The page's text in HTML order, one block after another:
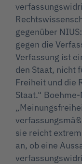
gegenüber
gegen die
Verfassung ist
den Staat, nicht
Freiheit und die
Staat.“
sie reicht
an, ob eine